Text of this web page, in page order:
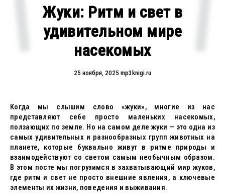
Жуки: Ритм и свет в
удивительном мире
насекомых
25 ноября, 2025 mp3knigi.ru
Когда мы слышим слово «жуки», многие из нас
представляют себе просто маленьких насекомых,
ползающих по земле. Но на самом деле жуки — это одна из
самых удивительных и разнообразных групп животных на
планете, которые буквально живут в ритме природы и
взаимодействуют со светом самым необычным образом.
В этом посте мы погрузимся в захватывающий мир жуков,
где ритм и свет не просто внешние явления, а ключевые
элементы их жизни, поведения и выживания.